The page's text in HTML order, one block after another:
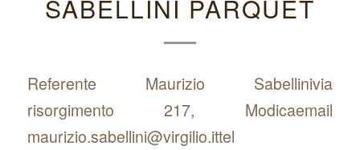
SABELLINI PARQUET
Referente Maurizio Sabellinivia
risorgimento 217, Modicaemail
maurizio.sabellini@virgilio.ittel